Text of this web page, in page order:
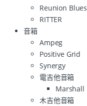
Reunion Blues
RITTER
音箱
Ampeg
Positive Grid
Synergy
電吉他音箱
Marshall
木吉他音箱